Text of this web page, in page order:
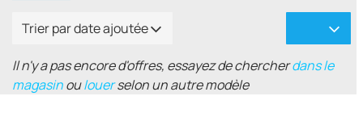
Trier par date ajoutée
Il n'y a pas encore d'offres, essayez de chercherdans le
magasinoulouerselon un autre modèle